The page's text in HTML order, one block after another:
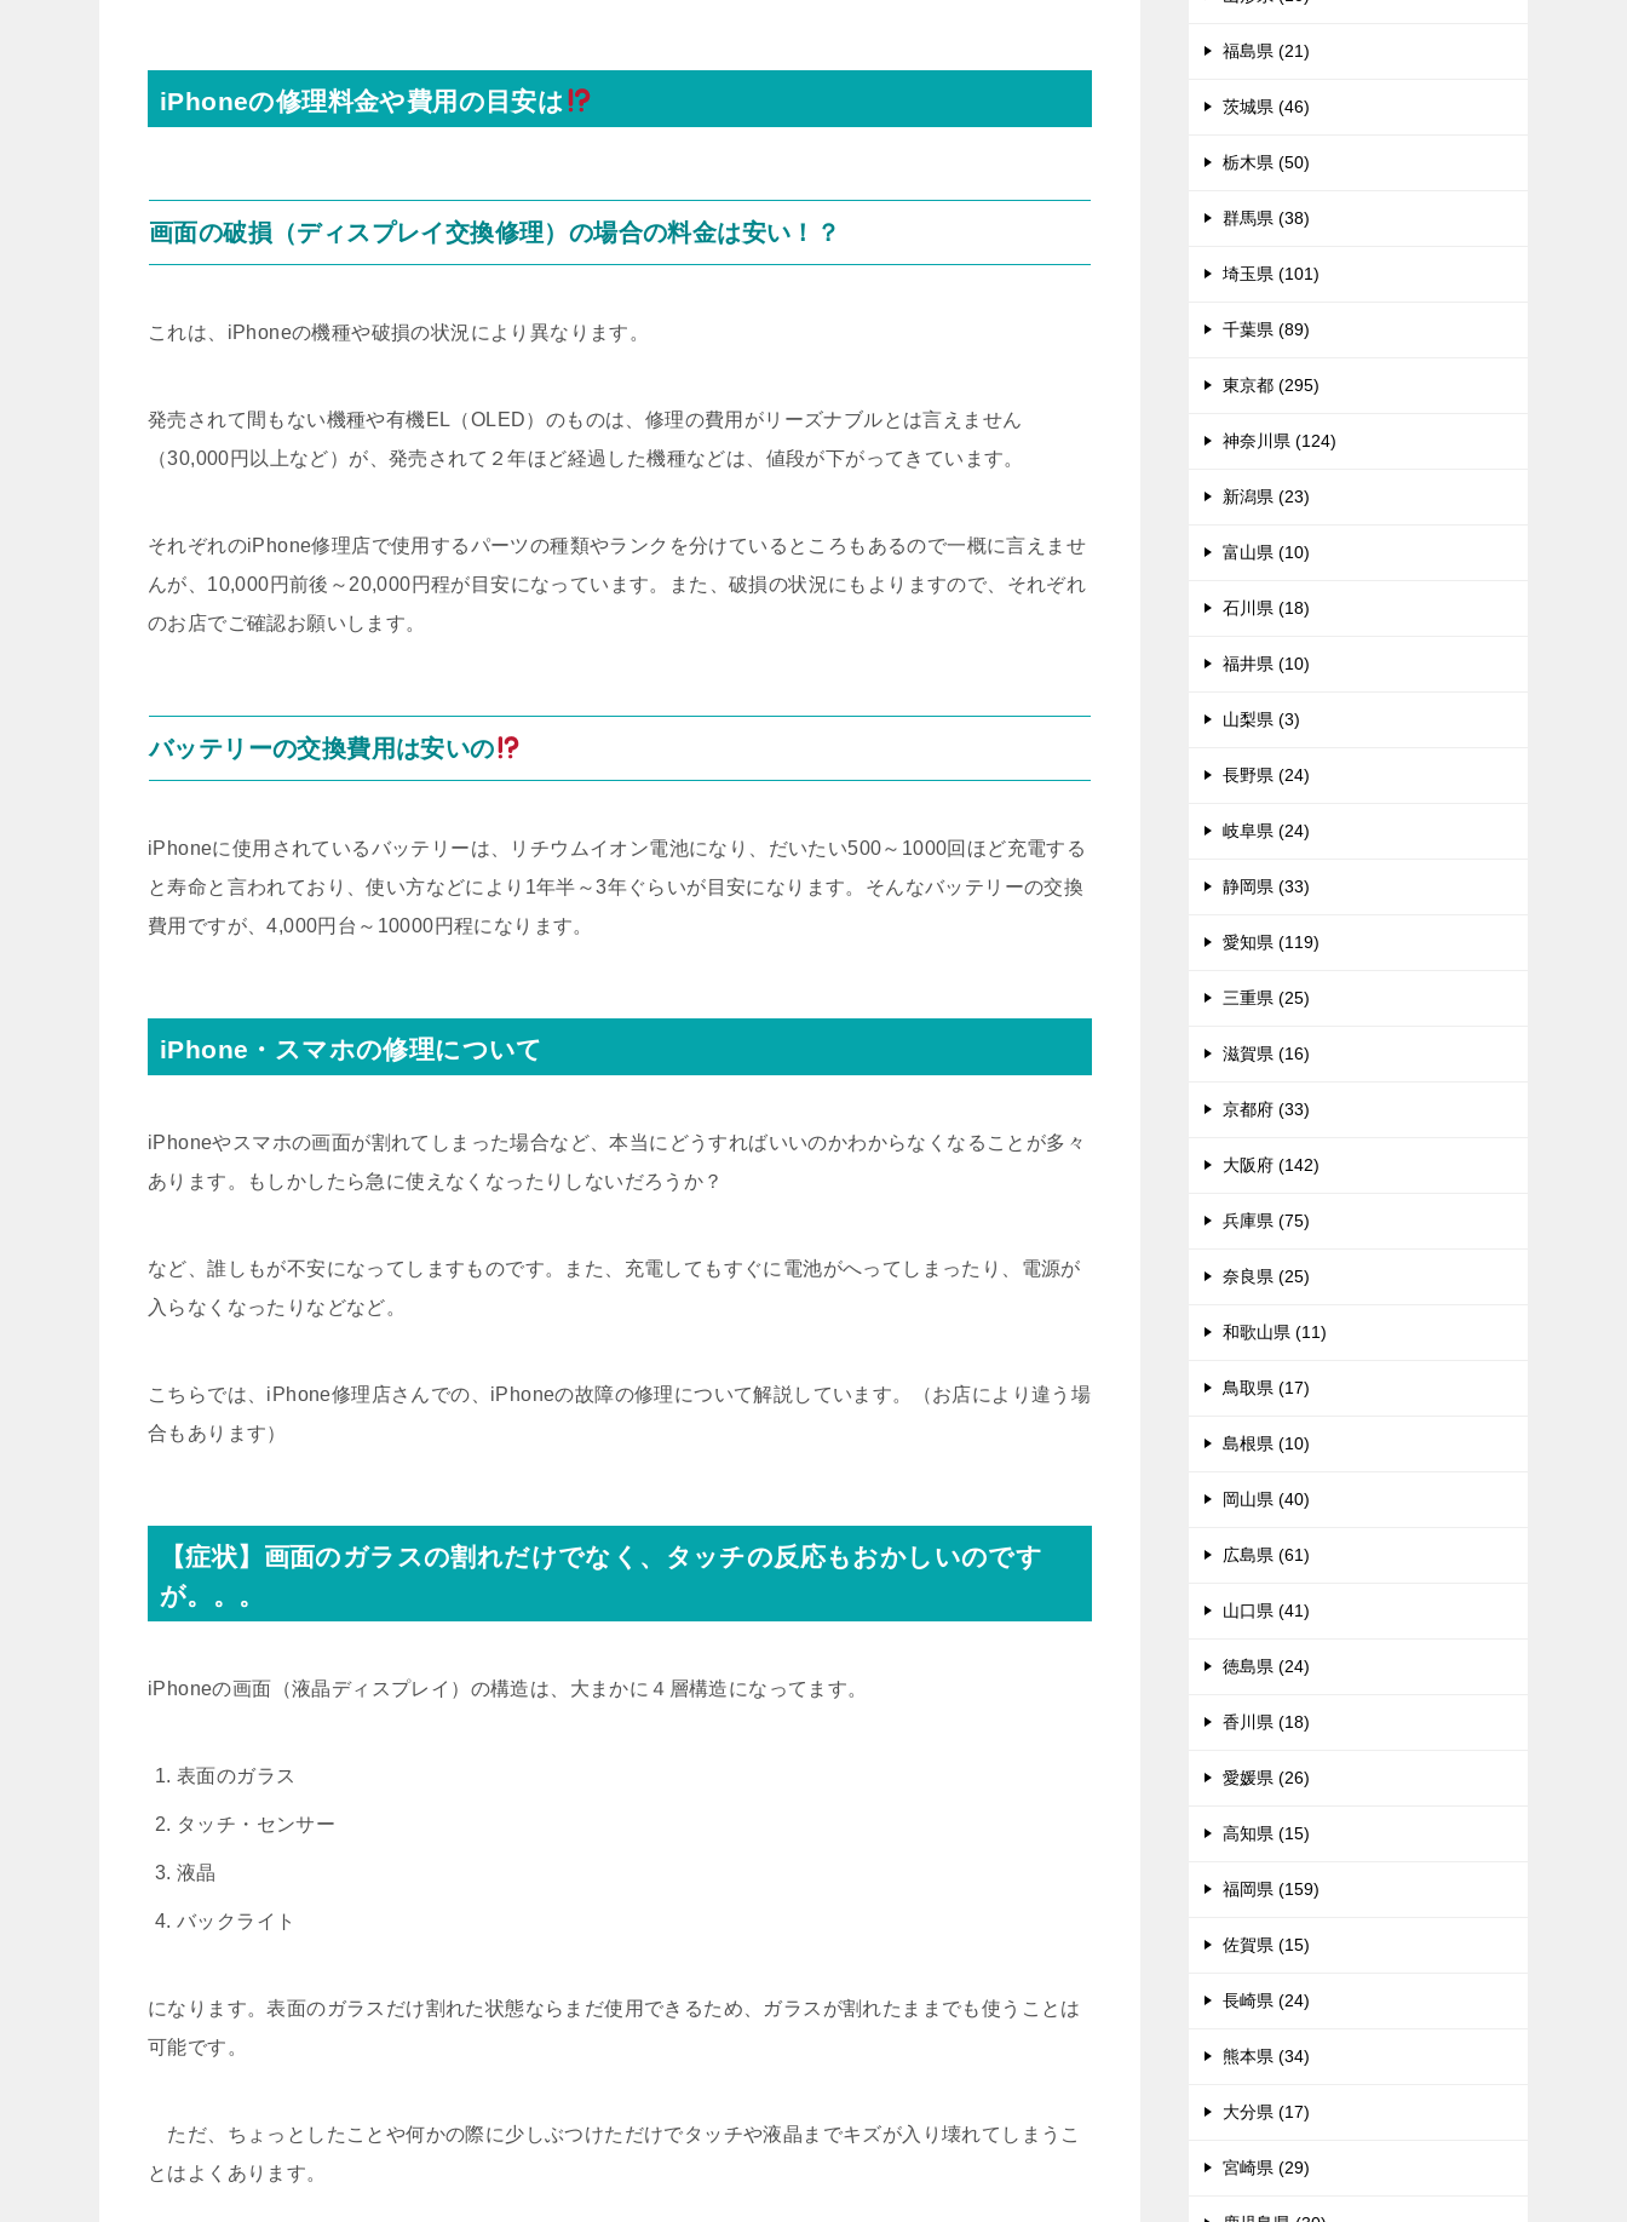
iPhoneの修理料金や費用の目安は
画面の破損（ディスプレイ交換修理）の場合の料金は安い！？
これは、iPhoneの機種や破損の状況により異なります。
発売されて間もない機種や有機EL（OLED）のものは、修理の費用がリーズナブルとは言えません
（30,000円以上など）が、発売されて２年ほど経過した機種などは、値段が下がってきています。
それぞれのiPhone修理店で使用するパーツの種類やランクを分けているところもあるので一概に言えませ
んが、10,000円前後～20,000円程が目安になっています。また、破損の状況にもよりますので、それぞれ
のお店でご確認お願いします。
バッテリーの交換費用は安いの
iPhoneに使用されているバッテリーは、リチウムイオン電池になり、だいたい500～1000回ほど充電する
と寿命と言われており、使い方などにより1年半～3年ぐらいが目安になります。そんなバッテリーの交換
費用ですが、4,000円台～10000円程になります。
iPhone・スマホの修理について
iPhoneやスマホの画面が割れてしまった場合など、本当にどうすればいいのかわからなくなることが多々
あります。もしかしたら急に使えなくなったりしないだろうか？
など、誰しもが不安になってしますものです。また、充電してもすぐに電池がへってしまったり、電源が
入らなくなったりなどなど。
こちらでは、iPhone修理店さんでの、iPhoneの故障の修理について解説しています。（お店により違う場
合もあります）
【症状】画面のガラスの割れだけでなく、タッチの反応もおかしいのです
が。。。
iPhoneの画面（液晶ディスプレイ）の構造は、大まかに４層構造になってます。
表面のガラス
タッチ・センサー
液晶
バックライト
になります。表面のガラスだけ割れた状態ならまだ使用できるため、ガラスが割れたままでも使うことは
可能です。
ただ、ちょっとしたことや何かの際に少しぶつけただけでタッチや液晶までキズが入り壊れてしまうこ
とはよくあります。
福島県 (21)
茨城県 (46)
栃木県 (50)
群馬県 (38)
埼玉県 (101)
千葉県 (89)
東京都 (295)
神奈川県 (124)
新潟県 (23)
富山県 (10)
石川県 (18)
福井県 (10)
山梨県 (3)
長野県 (24)
岐阜県 (24)
静岡県 (33)
愛知県 (119)
三重県 (25)
滋賀県 (16)
京都府 (33)
大阪府 (142)
兵庫県 (75)
奈良県 (25)
和歌山県 (11)
鳥取県 (17)
島根県 (10)
岡山県 (40)
広島県 (61)
山口県 (41)
徳島県 (24)
香川県 (18)
愛媛県 (26)
高知県 (15)
福岡県 (159)
佐賀県 (15)
長崎県 (24)
熊本県 (34)
大分県 (17)
宮崎県 (29)